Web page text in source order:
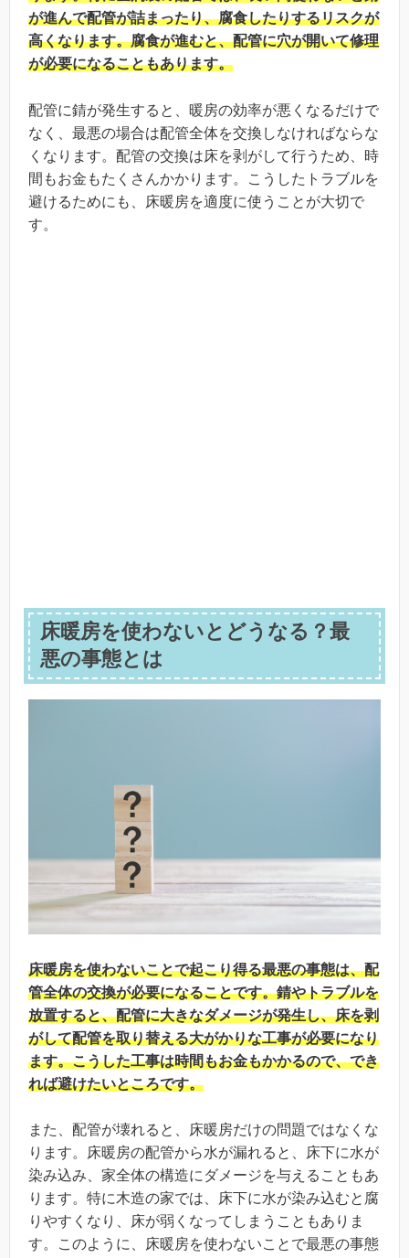
が進んで配管が詰まったり、腐食したりするリスクが
高くなります。腐食が進むと、配管に穴が開いて修理
が必要になることもあります。
配管に錆が発生すると、暖房の効率が悪くなるだけで
なく、最悪の場合は配管全体を交換しなければならな
くなります。配管の交換は床を剥がして行うため、時
間もお金もたくさんかかります。こうしたトラブルを
避けるためにも、床暖房を適度に使うことが大切で
す。
床暖房を使わないとどうなる？最
悪の事態とは
床暖房を使わないことで起こり得る最悪の事態は、配
管全体の交換が必要になることです。錆やトラブルを
放置すると、配管に大きなダメージが発生し、床を剥
がして配管を取り替える大がかりな工事が必要になり
ます。こうした工事は時間もお金もかかるので、でき
れば避けたいところです。
また、配管が壊れると、床暖房だけの問題ではなくな
ります。床暖房の配管から水が漏れると、床下に水が
染み込み、家全体の構造にダメージを与えることもあ
ります。特に木造の家では、床下に水が染み込むと腐
りやすくなり、床が弱くなってしまうこともありま
す。このように、床暖房を使わないことで最悪の事態